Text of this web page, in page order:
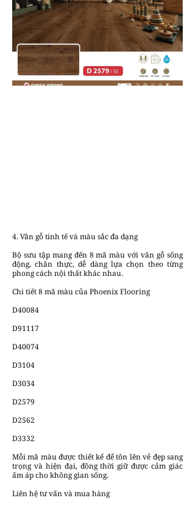
4. Vân gỗ tinh tế và màu sắc đa dạng
Bộ sưu tập mang đến 8 mã màu với vân gỗ sống
động, chân thực, dễ dàng lựa chọn theo từng
phong cách nội thất khác nhau.
Chi tiết 8 mã màu của Phoenix Flooring
D40084
D91117
D40074
D3104
D3034
D2579
D2562
D3332
Mỗi mã màu được thiết kế để tôn lên vẻ đẹp sang
trọng và hiện đại, đồng thời giữ được cảm giác
ấm áp cho không gian sống.
Liên hệ tư vấn và mua hàng